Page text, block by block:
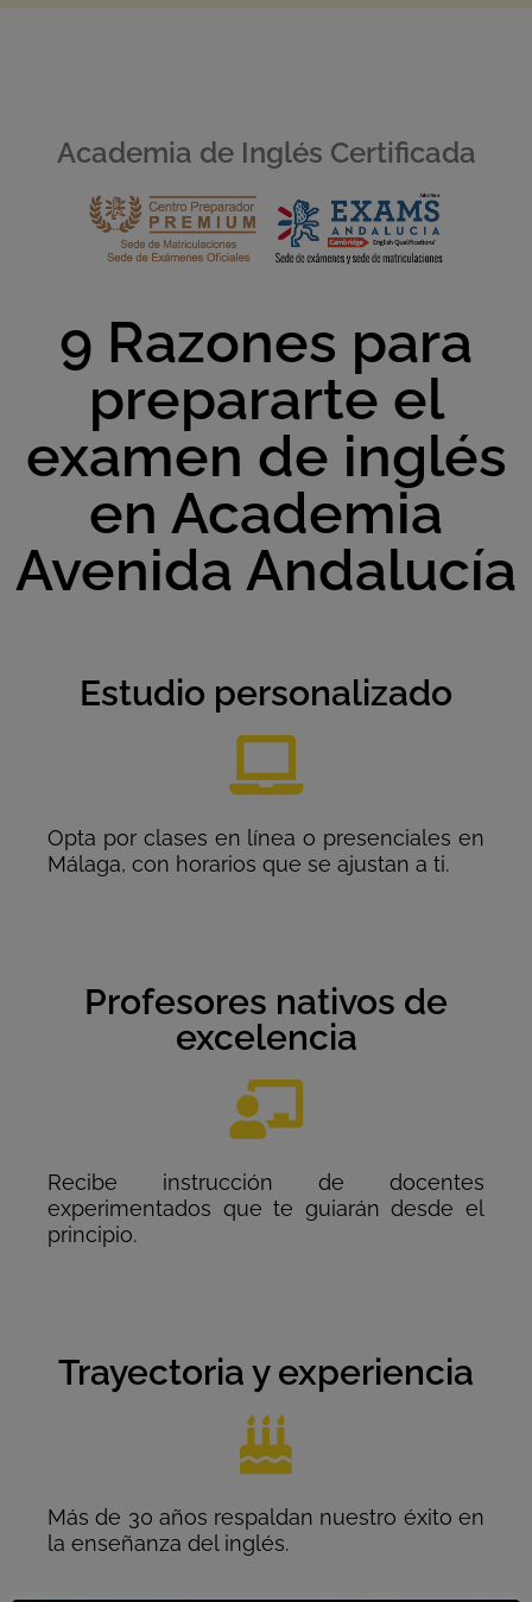
Academia de Inglés Certificada
9 Razones para
prepararte el
examen de inglés
en Academia
Avenida Andalucía
Estudio personalizado
Opta por clases en línea o presenciales en
Málaga, con horarios que se ajustan a ti.
Profesores nativos de
excelencia
Recibe instrucción de docentes
experimentados que te guiarán desde el
principio.
Trayectoria y experiencia
Más de 30 años respaldan nuestro éxito en
la enseñanza del inglés.